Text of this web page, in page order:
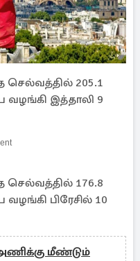
205.1
இத்தாலி 9
176.8
பிரேசில் 10
மீண்டும்